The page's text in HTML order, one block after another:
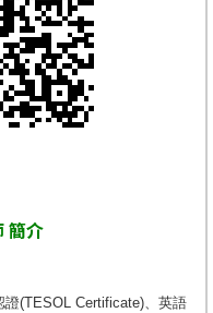
簡介
證(TESOL Certificate)、英語